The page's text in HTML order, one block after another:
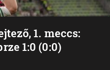
1. meccs:
1:0 (0:0)